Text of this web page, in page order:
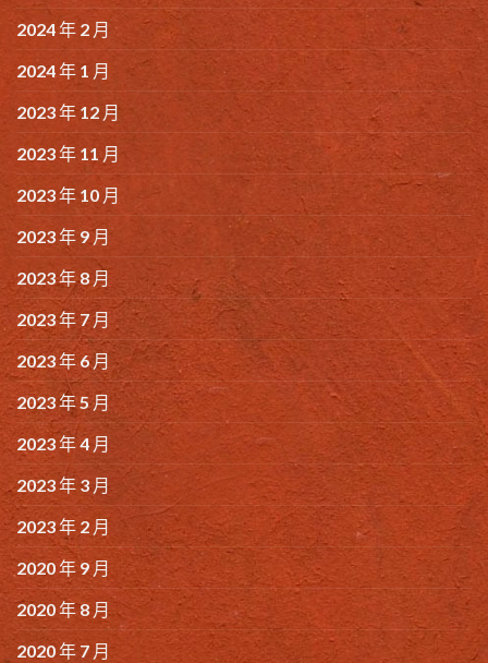
2024 年 2 月
2024 年 1 月
2023 年 12 月
2023 年 11 月
2023 年 10 月
2023 年 9 月
2023 年 8 月
2023 年 7 月
2023 年 6 月
2023 年 5 月
2023 年 4 月
2023 年 3 月
2023 年 2 月
2020 年 9 月
2020 年 8 月
2020 年 7 月